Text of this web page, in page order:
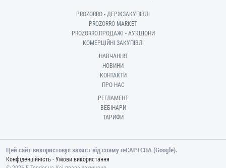
PROZORRO - ДЕРЖЗАКУПІВЛІ
PROZORRO MARKET
PROZORRO.ПРОДАЖІ - АУКЦІОНИ
КОМЕРЦІЙНІ ЗАКУПІВЛІ
НАВЧАННЯ
НОВИНИ
КОНТАКТИ
ПРО НАС
РЕГЛАМЕНТ
ВЕБІНАРИ
ТАРИФИ
Цей сайт використовує захист від спаму reCAPTCHA (Google).
Конфіденційність - Умови використання